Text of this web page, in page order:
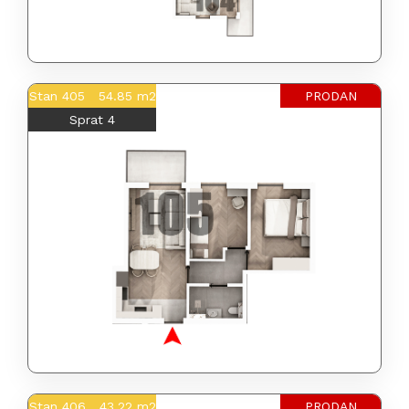
Stan 405 54.85 m2
Sprat 4
PRODAN